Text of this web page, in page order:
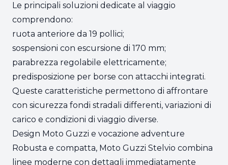
Le principali soluzioni dedicate al viaggio
comprendono:
ruota anteriore da 19 pollici;
sospensioni con escursione di 170 mm;
parabrezza regolabile elettricamente;
predisposizione per borse con attacchi integrati.
Queste caratteristiche permettono di affrontare
con sicurezza fondi stradali differenti, variazioni di
carico e condizioni di viaggio diverse.
Design Moto Guzzi e vocazione adventure
Robusta e compatta, Moto Guzzi Stelvio combina
linee moderne con dettagli immediatamente